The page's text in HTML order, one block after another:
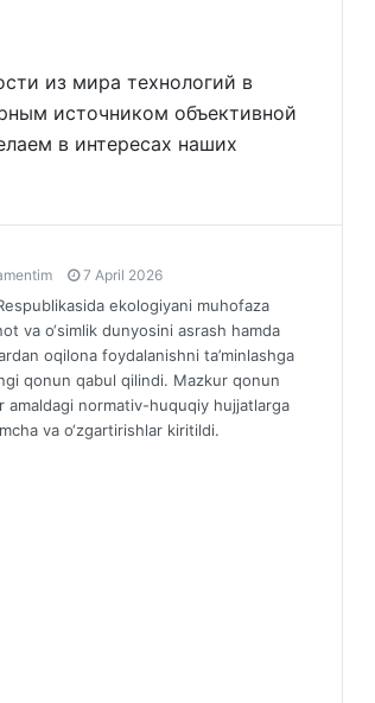
из мира технологий в
источником объективной
в интересах наших
7 April 2026
ekologiyani muhofaza
va o‘simlik dunyosini asrash hamda
oqilona foydalanishni ta’minlashga
qonun qabul qilindi. Mazkur qonun
amaldagi normativ-huquqiy hujjatlarga
va o‘zgartirishlar kiritildi.